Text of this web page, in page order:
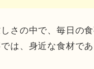
さの中で、毎日の
は、身近な食材で